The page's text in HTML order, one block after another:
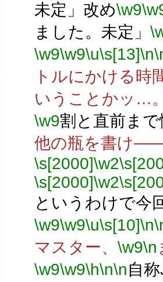
未定」改め\w9
ました。未定」
\w9\w9\u\s[13]\n
トルにかける時
いうことかッ…
\w9割と直前ま
他の瓶を書け
\s[2000]\w2
\s[2000]\w2
というわけで今
\w9\w9\u\s[10]\n
マスター、 \w9\n
\w9\w9\h\n\n自